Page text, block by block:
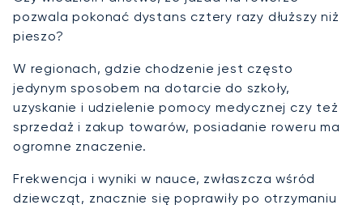
pozwala pokonać dystans cztery razy dłuższy niż
pieszo?
W regionach, gdzie chodzenie jest często
jedynym sposobem na dotarcie do szkoły,
uzyskanie i udzielenie pomocy medycznej czy też
sprzedaż i zakup towarów, posiadanie roweru ma
ogromne znaczenie.
Frekwencja i wyniki w nauce, zwłaszcza wśród
dziewcząt, znacznie się poprawiły po otrzymaniu